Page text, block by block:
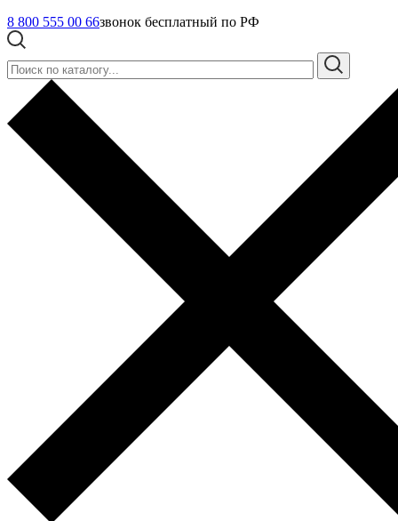
8 800 555 00 66звонок бесплатный по РФ